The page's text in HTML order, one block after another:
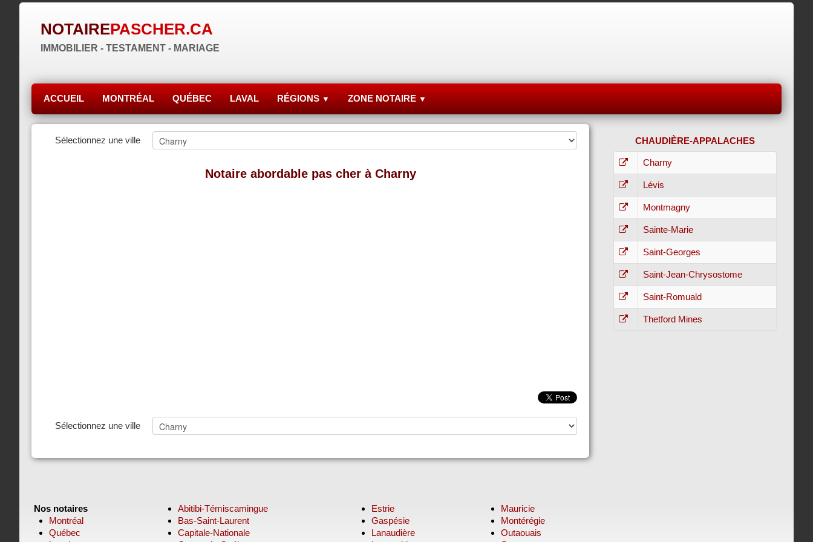
NOTAIREPASCHER.CA
IMMOBILIER - TESTAMENT - MARIAGE
ACCUEIL MONTRÉAL QUÉBEC LAVAL RÉGIONS ▼ ZONE NOTAIRE ▼
Sélectionnez une ville
Notaire abordable pas cher à Charny
Sélectionnez une ville
CHAUDIÈRE-APPALACHES
Charny
Lévis
Montmagny
Sainte-Marie
Saint-Georges
Saint-Jean-Chrysostome
Saint-Romuald
Thetford Mines
Nos notaires
Montréal
Québec
Abitibi-Témiscamingue
Bas-Saint-Laurent
Capitale-Nationale
Estrie
Gaspésie
Lanaudière
Mauricie
Montérégie
Outaouais